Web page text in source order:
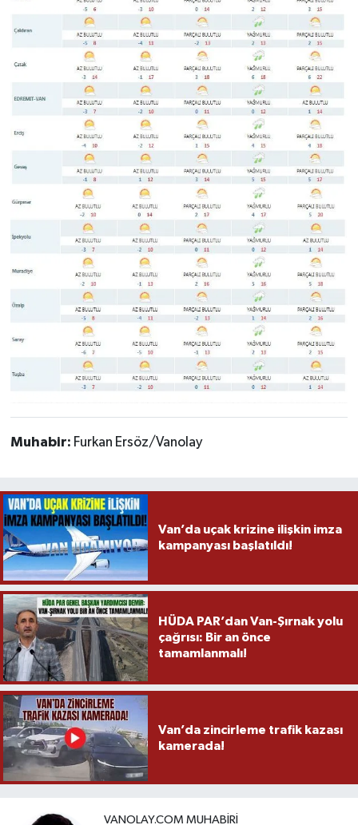
Muhabir: Furkan Ersöz/Vanolay
Van’da uçak krizine ilişkin imza
kampanyası başlatıldı!
HÜDA PAR’dan Van-Şırnak yolu
çağrısı: Bir an önce
tamamlanmalı!
Van’da zincirleme trafik kazası
kamerada!
VANOLAY.COM MUHABIRI